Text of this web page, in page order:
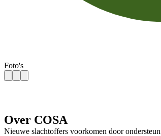
Foto's
Over COSA
Nieuwe slachtoffers voorkomen door